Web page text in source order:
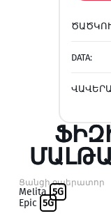
DATA:
ՄԱԼԹԱ
Ցանցի օպերատոր
Melita 5G
Epic 5G